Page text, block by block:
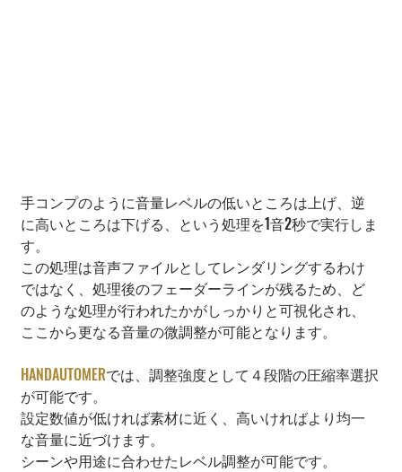
手コンプのように音量レベルの低いところは上げ、逆
に高いところは下げる、という処理を1音2秒で実行しま
す。
この処理は音声ファイルとしてレンダリングするわけ
ではなく、処理後のフェーダーラインが残るため、ど
のような処理が行われたかがしっかりと可視化され、
ここから更なる音量の微調整が可能となります。
HANDAUTOMERでは、調整強度として４段階の圧縮率選択
が可能です。
設定数値が低ければ素材に近く、高いければより均一
な音量に近づけます。
シーンや用途に合わせたレベル調整が可能です。